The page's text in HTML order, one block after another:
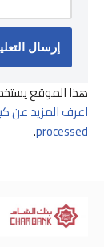
هذا الموقع
اعرف المزيد عن
processed
.